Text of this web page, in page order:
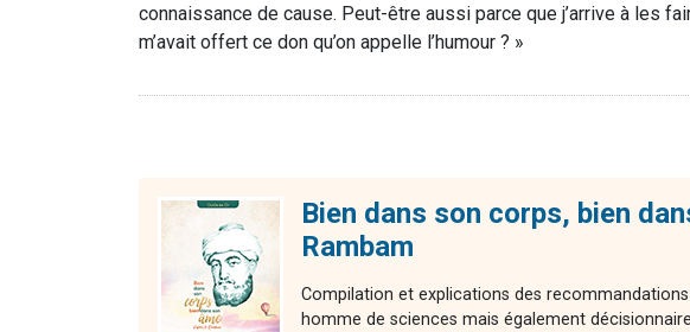
connaissance de cause. Peut-être aussi parce que j’arrive à les
m’avait offert ce don qu’on appelle l’humour ? »
Bien dans son corps, bien
Rambam
Compilation et explications des
homme de sciences mais également